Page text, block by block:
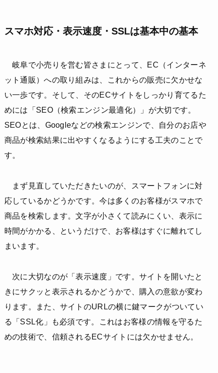
スマホ対応・表示速度・SSLは基本中の基本
岐阜で小売りを営む皆さまにとって、EC（インターネ
ット通販）への取り組みは、これからの販売に欠かせな
い一歩です。そして、そのECサイトをしっかり育てるた
めには「SEO（検索エンジン最適化）」が大切です。
SEOとは、Googleなどの検索エンジンで、自分のお店や
商品が検索結果に出やすくなるようにする工夫のことで
す。
まず見直していただきたいのが、スマートフォンに対
応しているかどうかです。今は多くのお客様がスマホで
商品を検索します。文字が小さくて読みにくい、表示に
時間がかかる、というだけで、お客様はすぐに離れてし
まいます。
次に大切なのが「表示速度」です。サイトを開いたと
きにサクッと表示されるかどうかで、購入の意欲が変わ
ります。また、サイトのURLの横に鍵マークがついてい
る「SSL化」も必須です。これはお客様の情報を守るた
めの技術で、信頼されるECサイトには欠かせません。